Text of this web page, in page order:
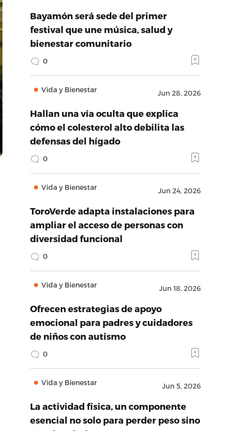
Bayamón será sede del primer
festival que une música, salud y
bienestar comunitario
0
Vida y Bienestar Jun 28, 2026
Hallan una vía oculta que explica
cómo el colesterol alto debilita las
defensas del hígado
0
Vida y Bienestar Jun 24, 2026
ToroVerde adapta instalaciones para
ampliar el acceso de personas con
diversidad funcional
0
Vida y Bienestar Jun 18, 2026
Ofrecen estrategias de apoyo
emocional para padres y cuidadores
de niños con autismo
0
Vida y Bienestar Jun 5, 2026
La actividad física, un componente
esencial no solo para perder peso sino